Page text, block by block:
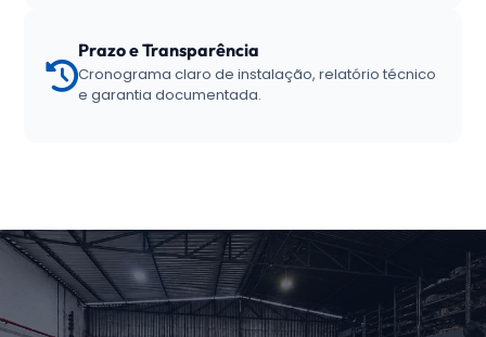
Prazo e Transparência
Cronograma claro de instalação, relatório técnico
e garantia documentada.